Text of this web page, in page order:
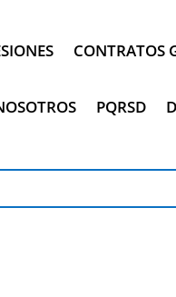
CONTRATOS
PQRSD